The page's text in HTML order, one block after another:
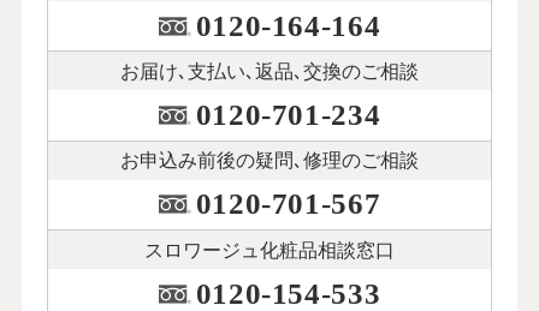
0120-164-164
お届け､支払い､ 返品､交換のご相談
0120-701-234
お申込み前後の疑問､修理のご相談
0120-701-567
スロワージュ化粧品相談窓口
0120-154-533